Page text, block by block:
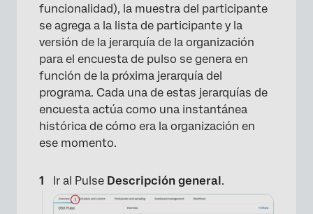
funcionalidad), la muestra del participante
se agrega a la lista de participante y la
versión de la jerarquía de la organización
para el encuesta de pulso se genera en
función de la próxima jerarquía del
programa. Cada una de estas jerarquías de
encuesta actúa como una instantánea
histórica de cómo era la organización en
ese momento.
Ir al Pulse Descripción general .